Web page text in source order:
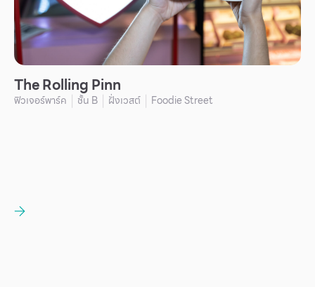
The Rolling Pinn
ฟิวเจอร์พาร์ค ชั้น B ฝั่งเวสต์ Foodie Street